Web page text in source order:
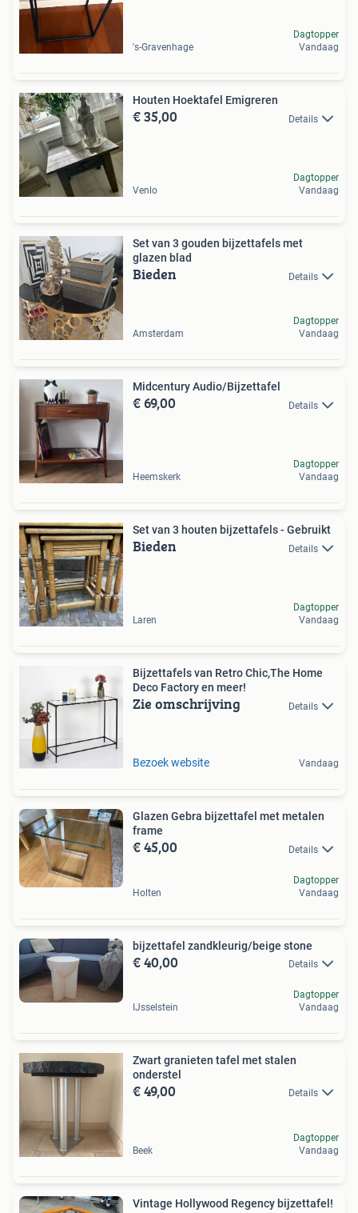
's-Gravenhage
Dagtopper
Vandaag
Houten Hoektafel Emigreren
€ 35,00 Details
Venlo
Dagtopper
Vandaag
Set van 3 gouden bijzettafels met
glazen blad
Bieden Details
Amsterdam
Dagtopper
Vandaag
Midcentury Audio/Bijzettafel
€ 69,00 Details
Heemskerk
Dagtopper
Vandaag
Set van 3 houten bijzettafels - Gebruikt
Bieden Details
Laren
Dagtopper
Vandaag
Bijzettafels van Retro Chic,The Home
Deco Factory en meer!
Zie omschrijving Details
Bezoek website Vandaag
Glazen Gebra bijzettafel met metalen
frame
€ 45,00 Details
Holten
Dagtopper
Vandaag
bijzettafel zandkleurig/beige stone
€ 40,00 Details
IJsselstein
Dagtopper
Vandaag
Zwart granieten tafel met stalen
onderstel
€ 49,00 Details
Beek
Dagtopper
Vandaag
Vintage Hollywood Regency bijzettafel!